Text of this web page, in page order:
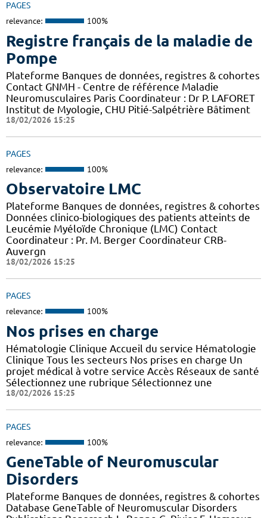
PAGES
relevance: 100%
Registre français de la maladie de
Pompe
Plateforme Banques de données, registres & cohortes
Contact GNMH - Centre de référence Maladie
Neuromusculaires Paris Coordinateur : Dr P. LAFORET
Institut de Myologie, CHU Pitié-Salpétrière Bâtiment
18/02/2026 15:25
PAGES
relevance: 100%
Observatoire LMC
Plateforme Banques de données, registres & cohortes
Données clinico-biologiques des patients atteints de
Leucémie Myéloïde Chronique (LMC) Contact
Coordinateur : Pr. M. Berger Coordinateur CRB-
Auvergn
18/02/2026 15:25
PAGES
relevance: 100%
Nos prises en charge
Hématologie Clinique Accueil du service Hématologie
Clinique Tous les secteurs Nos prises en charge Un
projet médical à votre service Accès Réseaux de santé
Sélectionnez une rubrique Sélectionnez une
18/02/2026 15:25
PAGES
relevance: 100%
GeneTable of Neuromuscular
Disorders
Plateforme Banques de données, registres & cohortes
Database GeneTable of Neuromuscular Disorders